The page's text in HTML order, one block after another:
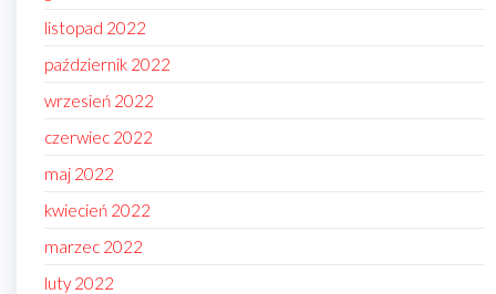
listopad 2022
październik 2022
wrzesień 2022
czerwiec 2022
maj 2022
kwiecień 2022
marzec 2022
luty 2022